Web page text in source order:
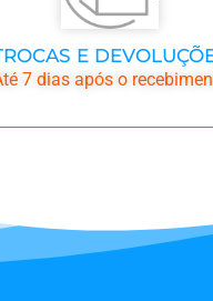
E
7 dias após o